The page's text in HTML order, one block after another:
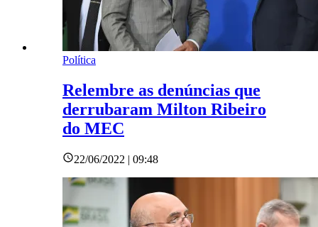
Política
Relembre as denúncias que
derrubaram Milton Ribeiro
do MEC
22/06/2022 | 09:48